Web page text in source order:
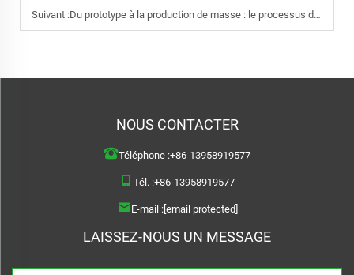
Suivant :Du prototype à la production de masse : le processus de gestion de projet OEM/ODM d’Haoquan
NOUS CONTACTER
Téléphone :+86-13958919577
Tél. :+86-13958919577
E-mail :[email protected]
LAISSEZ-NOUS UN MESSAGE